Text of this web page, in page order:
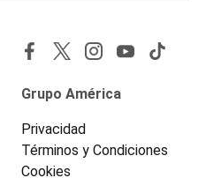
Grupo América
Privacidad
Términos y Condiciones
Cookies